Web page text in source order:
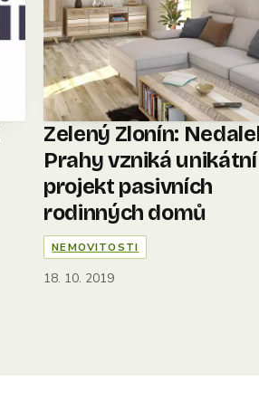
Zelený Zlonín:
Prahy vzniká unikátní
projekt pasivních
rodinných domů
NEMOVITOSTI
18. 10. 2019